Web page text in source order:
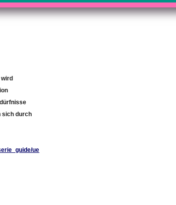
sich durch
ue